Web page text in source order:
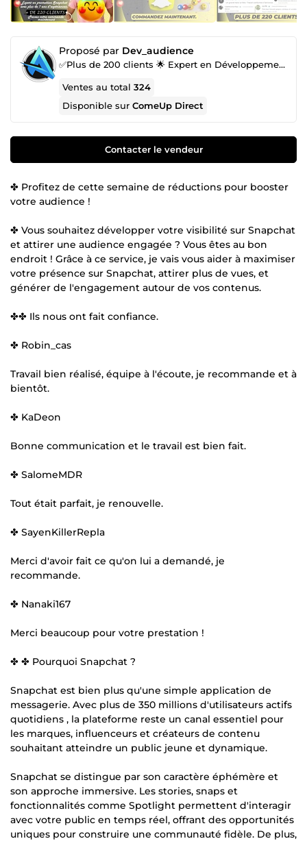
Proposé par Dev_audience
✅Plus de 200 clients 🌟 Expert en Développement d'Audience & Référencement Naturel 🌟
Ventes au total324
Disponible surComeUp Direct
Contacter le vendeur
✤ Profitez de cette semaine de réductions pour booster
votre audience !
✤ Vous souhaitez développer votre visibilité sur Snapchat
et attirer une audience engagée ? Vous êtes au bon
endroit ! Grâce à ce service, je vais vous aider à maximiser
votre présence sur Snapchat, attirer plus de vues, et
générer de l'engagement autour de vos contenus.
✤✤ Ils nous ont fait confiance.
✤ Robin_cas
Travail bien réalisé, équipe à l'écoute, je recommande et à
bientôt.
✤ KaDeon
Bonne communication et le travail est bien fait.
✤ SalomeMDR
Tout était parfait, je renouvelle.
✤ SayenKillerRepla
Merci d'avoir fait ce qu'on lui a demandé, je
recommande.
✤ Nanaki167
Merci beaucoup pour votre prestation !
✤ ✤ Pourquoi Snapchat ?
Snapchat est bien plus qu'une simple application de
messagerie. Avec plus de 350 millions d'utilisateurs actifs
quotidiens , la plateforme reste un canal essentiel pour
les marques, influenceurs et créateurs de contenu
souhaitant atteindre un public jeune et dynamique.
Snapchat se distingue par son caractère éphémère et
son approche immersive. Les stories, snaps et
fonctionnalités comme Spotlight permettent d'interagir
avec votre public en temps réel, offrant des opportunités
uniques pour construire une communauté fidèle. De plus,